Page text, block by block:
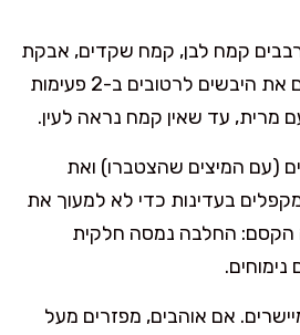
קמח לבן, קמח שקדים, אבקת
אפייה ומלח. מוסיפים את היבשים לרטובים ב-2 פעימות
מרית, עד שאין קמח נראה לעין.
(עם המיצים שהצטברו) ואת
בעדינות כדי לא למעוך את
הקסם: החלבה נמסה חלקית
נימוחים.
אם אוהבים, מפזרים מעל